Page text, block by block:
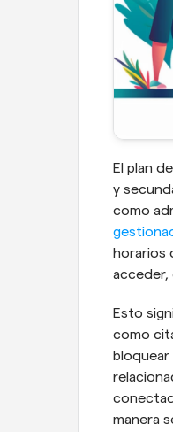
El plan
y
como
horarios
acceder,
Esto
como
manera